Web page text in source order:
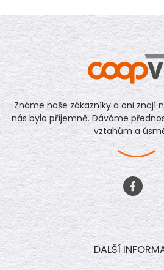
Známe naše zákazníky a oni znají
nás bylo příjemně. Dáváme
vztahům a
DALŠÍ